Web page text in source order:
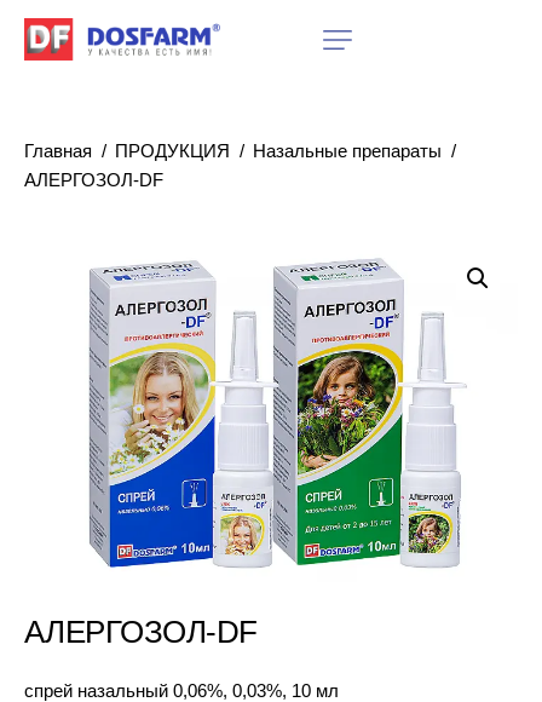
Главная ПРОДУКЦИЯ
Назальные препараты
АЛЕРГОЗОЛ-DF
АЛЕРГОЗОЛ-DF
спрей назальный 0,06%, 0,03%, 10 мл